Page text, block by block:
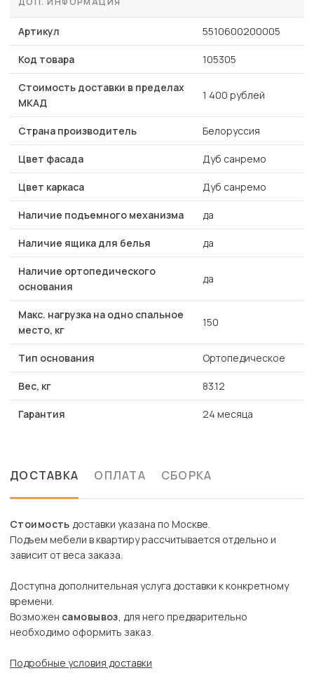
Артикул 5510600200005
Код товара 105305
Стоимость доставки в пределах
МКАД
1 400 рублей
Страна производитель Белоруссия
Цвет фасада Дуб санремо
Цвет каркаса Дуб санремо
Наличие подъемного механизма да
Наличие ящика для белья да
Наличие ортопедического
основания
да
Макс. нагрузка на одно спальное
место, кг
150
Тип основания Ортопедическое
Вес, кг 83.12
Гарантия 24 месяца
ДОСТАВКА ОПЛАТА СБОРКА
Стоимость доставки указана по Москве.
Подъем мебели в квартиру рассчитывается отдельно и
зависит от веса заказа.
Доступна дополнительная услуга доставки к конкретному
времени.
Возможен самовывоз, для него предварительно
необходимо оформить заказ.
Подробные условия доставки